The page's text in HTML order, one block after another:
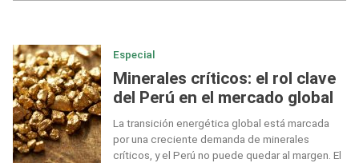
Especial
Minerales críticos: el rol clave
del Perú en el mercado global
La transición energética global está marcada
por una creciente demanda de minerales
críticos, y el Perú no puede quedar al margen. El